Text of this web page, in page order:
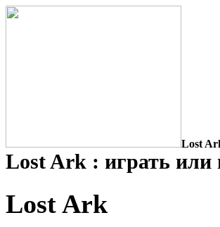
Lost
Lost Ark : играть или
Lost Ark